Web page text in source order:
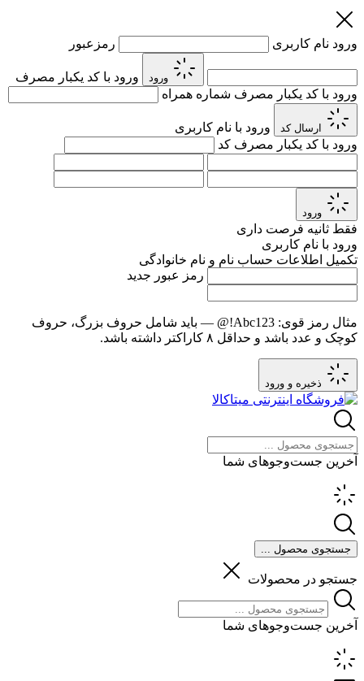
ورود نام کاربری رمزعبور
ورود
ورود با کد یکبار مصرف
ورود با کد یکبار مصرف شماره همراه
ارسال کد
ورود با نام کاربری
ورود با کد یکبار مصرف کد
ورود
فقط ثانیه فرصت داری
ورود با نام کاربری
تکمیل اطلاعات حساب نام و نام خانوادگی
رمز عبور جدید
مثال رمز قوی: Abc123!@
— باید شامل حروف بزرگ، حروف
کوچک و عدد باشد و حداقل ۸ کاراکتر داشته باشد.
ذخیره و ورود
آخرین جست‌وجوهای شما
جستجوی محصول ...
جستجو در محصولات
آخرین جست‌وجوهای شما